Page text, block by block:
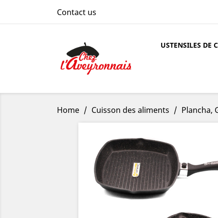
Contact us
USTENSILES DE
Home Cuisson des aliments Plancha,